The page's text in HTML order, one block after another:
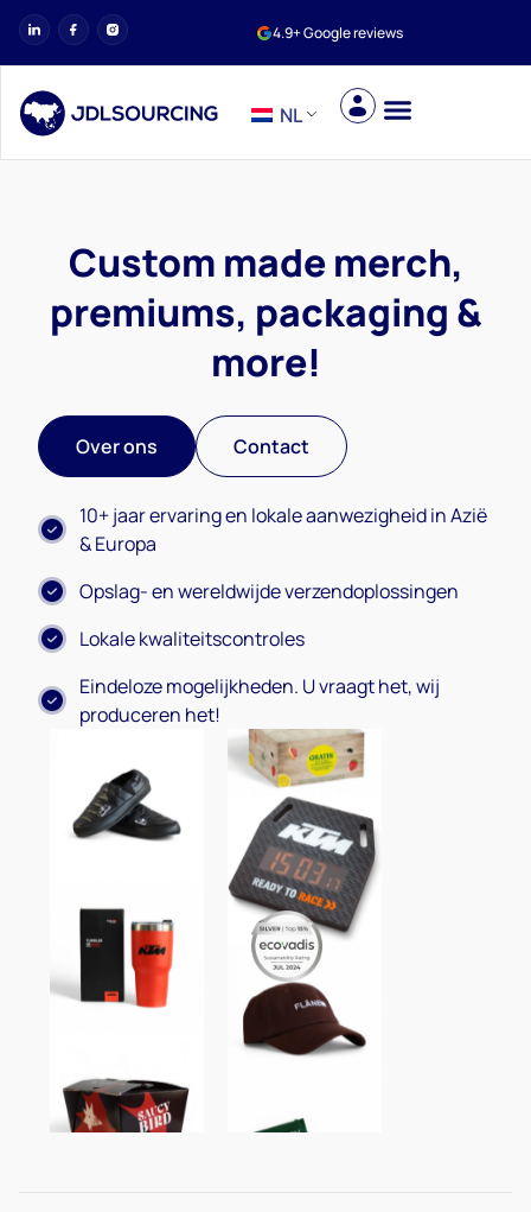
4.9+ Google reviews
NL
Custom made merch,
premiums, packaging &
more!
Over ons Contact
10+ jaar ervaring en lokale aanwezigheid in Azië
& Europa
Opslag- en wereldwijde verzendoplossingen
Lokale kwaliteitscontroles
Eindeloze mogelijkheden. U vraagt het, wij
produceren het!